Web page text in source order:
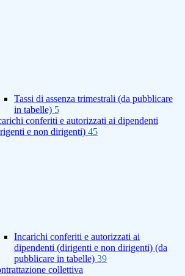
Tassi di assenza trimestrali (da pubblicare
in tabelle) 5
conferiti e autorizzati ai dipendenti
e non dirigenti) 45
Incarichi conferiti e autorizzati ai
dipendenti (dirigenti e non dirigenti) (da
pubblicare in tabelle) 39
collettiva